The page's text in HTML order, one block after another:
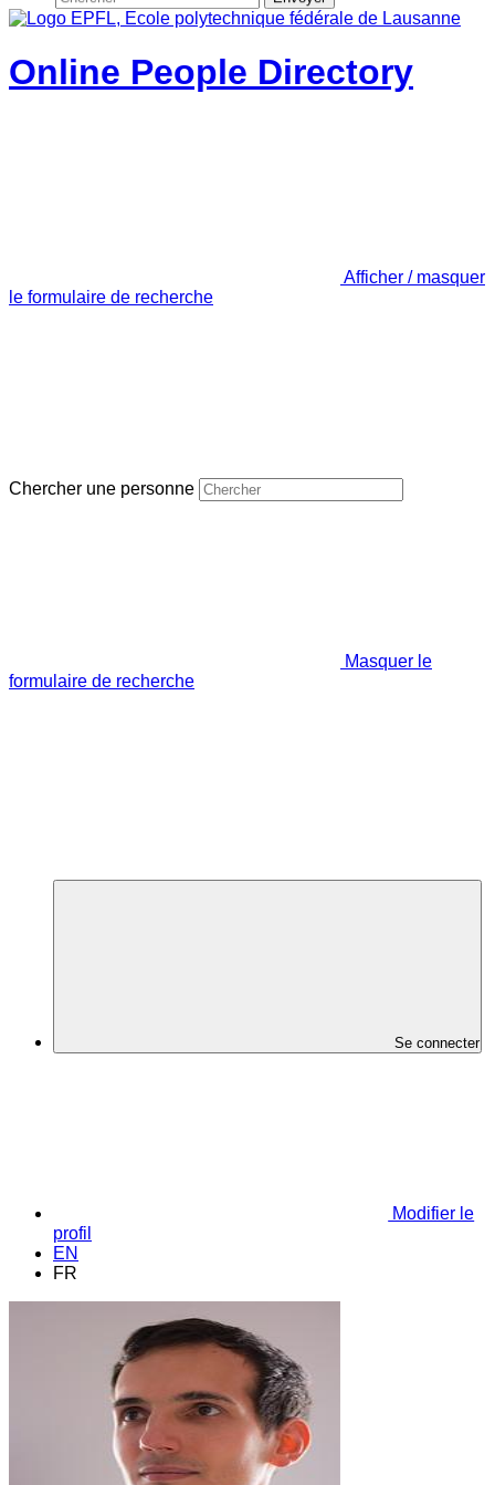
Online People Directory
Afficher / masquer
le formulaire de recherche
Chercher une personne
Masquer le
formulaire de recherche
Se connecter
Modifier le
profil
EN
FR